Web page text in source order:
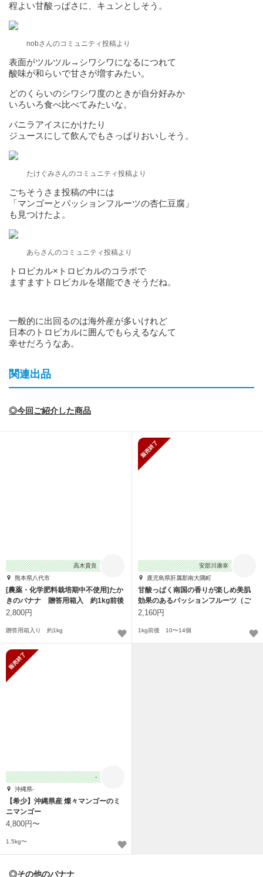
程よい甘酸っぱさに、キュンとしそう。
nobさんのコミュニティ投稿より
表面がツルツル→シワシワになるにつれて
酸味が和らいで甘さが増すみたい。
どのくらいのシワシワ度のときが自分好みか
いろいろ食べ比べてみたいな。
バニラアイスにかけたり
ジュースにして飲んでもさっぱりおいしそう。
たけぐみさんのコミュニティ投稿より
ごちそうさま投稿の中には
「マンゴーとパッションフルーツの杏仁豆腐」
も見つけたよ。
あらさんのコミュニティ投稿より
トロピカル×トロピカルのコラボで
ますますトロピカルを堪能できそうだね。
一般的に出回るのは海外産が多いけれど
日本のトロピカルに囲んでもらえるなんて
幸せだろうなあ。
関連出品
◎今回ご紹介した商品
高木貴良
熊本県八代市
[農薬・化学肥料栽培期中不使用]たか
きのバナナ 贈答用箱入 約1kg前後
2,800円
贈答用箱入り 約1kg
安部川康幸
鹿児島県肝属郡南大隅町
甘酸っぱく南国の香りが楽しめ美肌
効果のあるパッションフルーツ（ご
家庭用）
2,160円
1kg前後 10〜14個
-
沖縄県-
【希少】沖縄県産 燦々マンゴーのミ
ニマンゴー
4,800円〜
1.5kg〜
◎その他のバナナ